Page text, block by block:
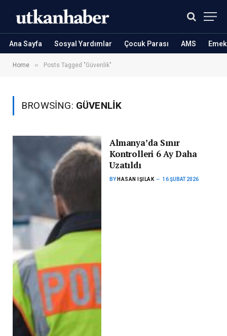
Ana Sayfa Sosyal Yardımlar Çocuk Parası AMS
Home » Posts Tagged "Güvenlik"
BROWSING: GÜVENLIK
Almanya’da Sınır
Kontrolleri 6 Ay Daha
Uzatıldı
BY HASAN IŞILAK 16 ŞUBAT 2026